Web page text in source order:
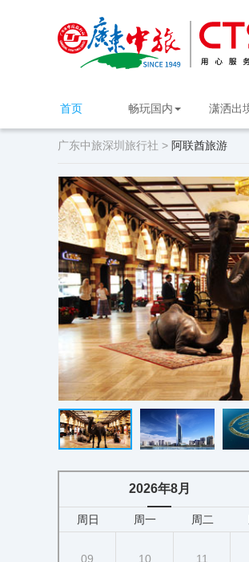
首页 畅玩国内 潇洒出
广东中旅深圳旅行社 > 阿联酋旅游
2026年8月
周日 周一 周二
09 10 11